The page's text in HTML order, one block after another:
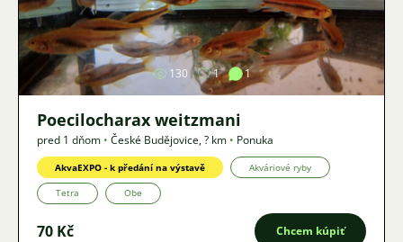
Obrázok
130 1 1
Poecilocharax weitzmani
pred 1 dňom • České Budějovice,? km • Ponuka
AkvaEXPO - k předání na výstavě Akváriové ryby
Tetra Obe
70 Kč Chcem kúpiť